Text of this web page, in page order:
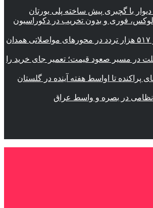
دیوار با گچبری پیش ساخته پلی یورتان
فوری و بدون تخریب در دکوراسیون
ثبت ۲ میلیون و ۵۱۷ هزار تردد در محورهای مواصلاتی همدان
در مسیر صعود قیمت؛ تعمیر جای خرید را
پراکنده تا اواسط هفته آینده در گلستان
نظامی در بصره و واسط عراق